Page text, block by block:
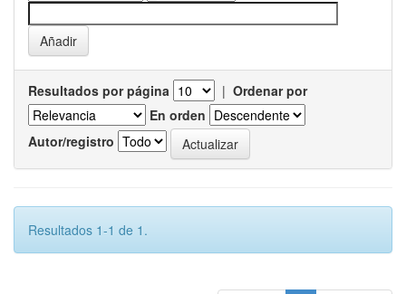
Resultados por página | Ordenar por
En orden
Autor/registro
Resultados 1-1 de 1.